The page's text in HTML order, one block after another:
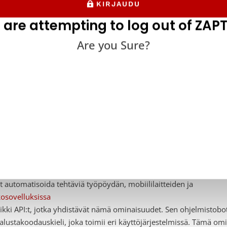
ohjelmisto käyttää tietokonenäkötekniikkaa (CVT)
sääntöihin perustuvaa tehtävää. Se poimii eri hiiren
ohjelmistoilla on oma käyttöliittymä. Käyttäjät voivat
elementtejä, jotka edustavat tiettyjä ennalta
automatisoida tehtäviä työpöydän, mobiililaitteiden ja
API:t, jotka yhdistävät nämä ominaisuudet. Sen
joka toimii eri käyttöjärjestelmissä. Tämä
KIRJAUDU
are attempting to log out of
Are you Sure?